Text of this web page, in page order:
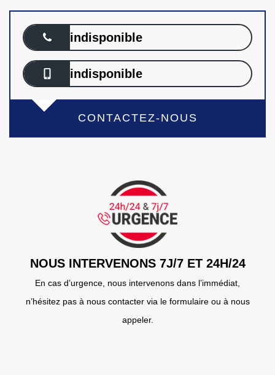
indisponible
indisponible
CONTACTEZ-NOUS
NOUS INTERVENONS 7J/7 ET 24H/24
En cas d’urgence, nous intervenons dans l’immédiat,
n’hésitez pas à nous contacter via le formulaire ou à nous
appeler.